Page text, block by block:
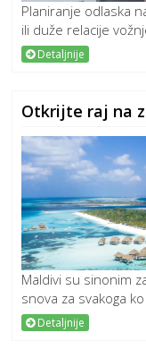
Planiranje odlaska
ili duže relacije
Detaljnije
Otkrijte raj na
Maldivi su sinonim
snova za svakoga
Detaljnije